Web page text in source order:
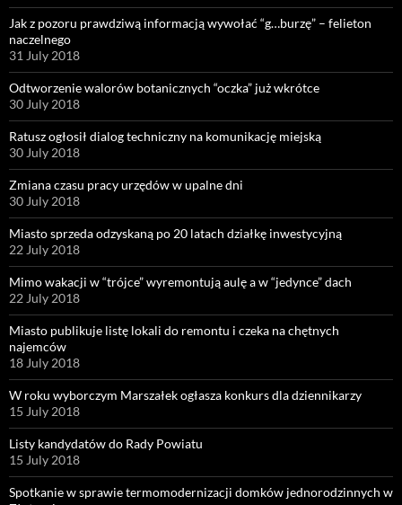
Jak z pozoru prawdziwą informacją wywołać “g…burzę” – felieton
naczelnego
31 July 2018
Odtworzenie walorów botanicznych “oczka” już wkrótce
30 July 2018
Ratusz ogłosił dialog techniczny na komunikację miejską
30 July 2018
Zmiana czasu pracy urzędów w upalne dni
30 July 2018
Miasto sprzeda odzyskaną po 20 latach działkę inwestycyjną
22 July 2018
Mimo wakacji w “trójce” wyremontują aulę a w “jedynce” dach
22 July 2018
Miasto publikuje listę lokali do remontu i czeka na chętnych
najemców
18 July 2018
W roku wyborczym Marszałek ogłasza konkurs dla dziennikarzy
15 July 2018
Listy kandydatów do Rady Powiatu
15 July 2018
Spotkanie w sprawie termomodernizacji domków jednorodzinnych w